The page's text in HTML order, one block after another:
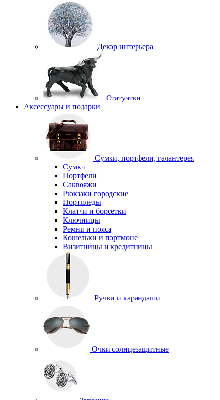
Декор интерьера
Статуэтки
Аксессуары и подарки
Сумки, портфели, галантерея
Сумки
Портфели
Саквояжи
Рюкзаки городские
Портпледы
Клатчи и борсетки
Ключницы
Ремни и пояса
Кошельки и портмоне
Визитницы и кредитницы
Ручки и карандаши
Очки солнцезащитные